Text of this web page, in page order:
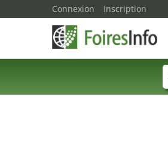
Connexion Inscription